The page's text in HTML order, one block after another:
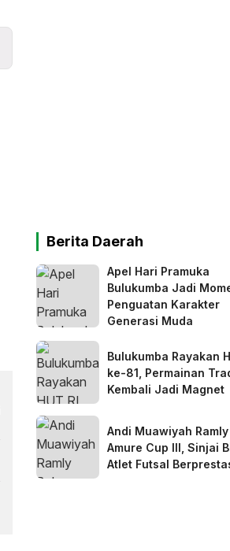
Berita Daerah
Apel Hari Pramuka
Bulukumba Jadi
Penguatan Karakter
Generasi Muda
Bulukumba Rayakan
ke-81, Permainan
Kembali Jadi Magnet
Andi Muawiyah Ramly
Amure Cup III, Sinjai
Atlet Futsal